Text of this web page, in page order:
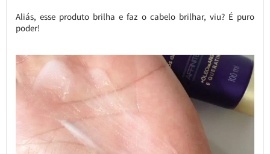
Aliás, esse produto brilha e faz o cabelo brilhar, viu? É puro
poder!